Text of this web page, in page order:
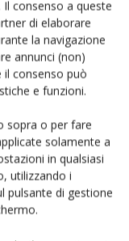
consenso a queste
di elaborare
la navigazione
annunci (non)
consenso può
e funzioni.
sopra o per fare
solamente a
in qualsiasi
utilizzando i
pulsante di gestione